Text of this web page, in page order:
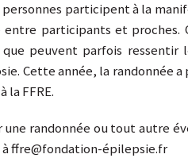
personnes participent à la
participants et
peuvent parfois ressentir
Cette année, la randonnée
la FFRE.
une randonnée ou tout autre
ffre@fondation-épilepsie.fr